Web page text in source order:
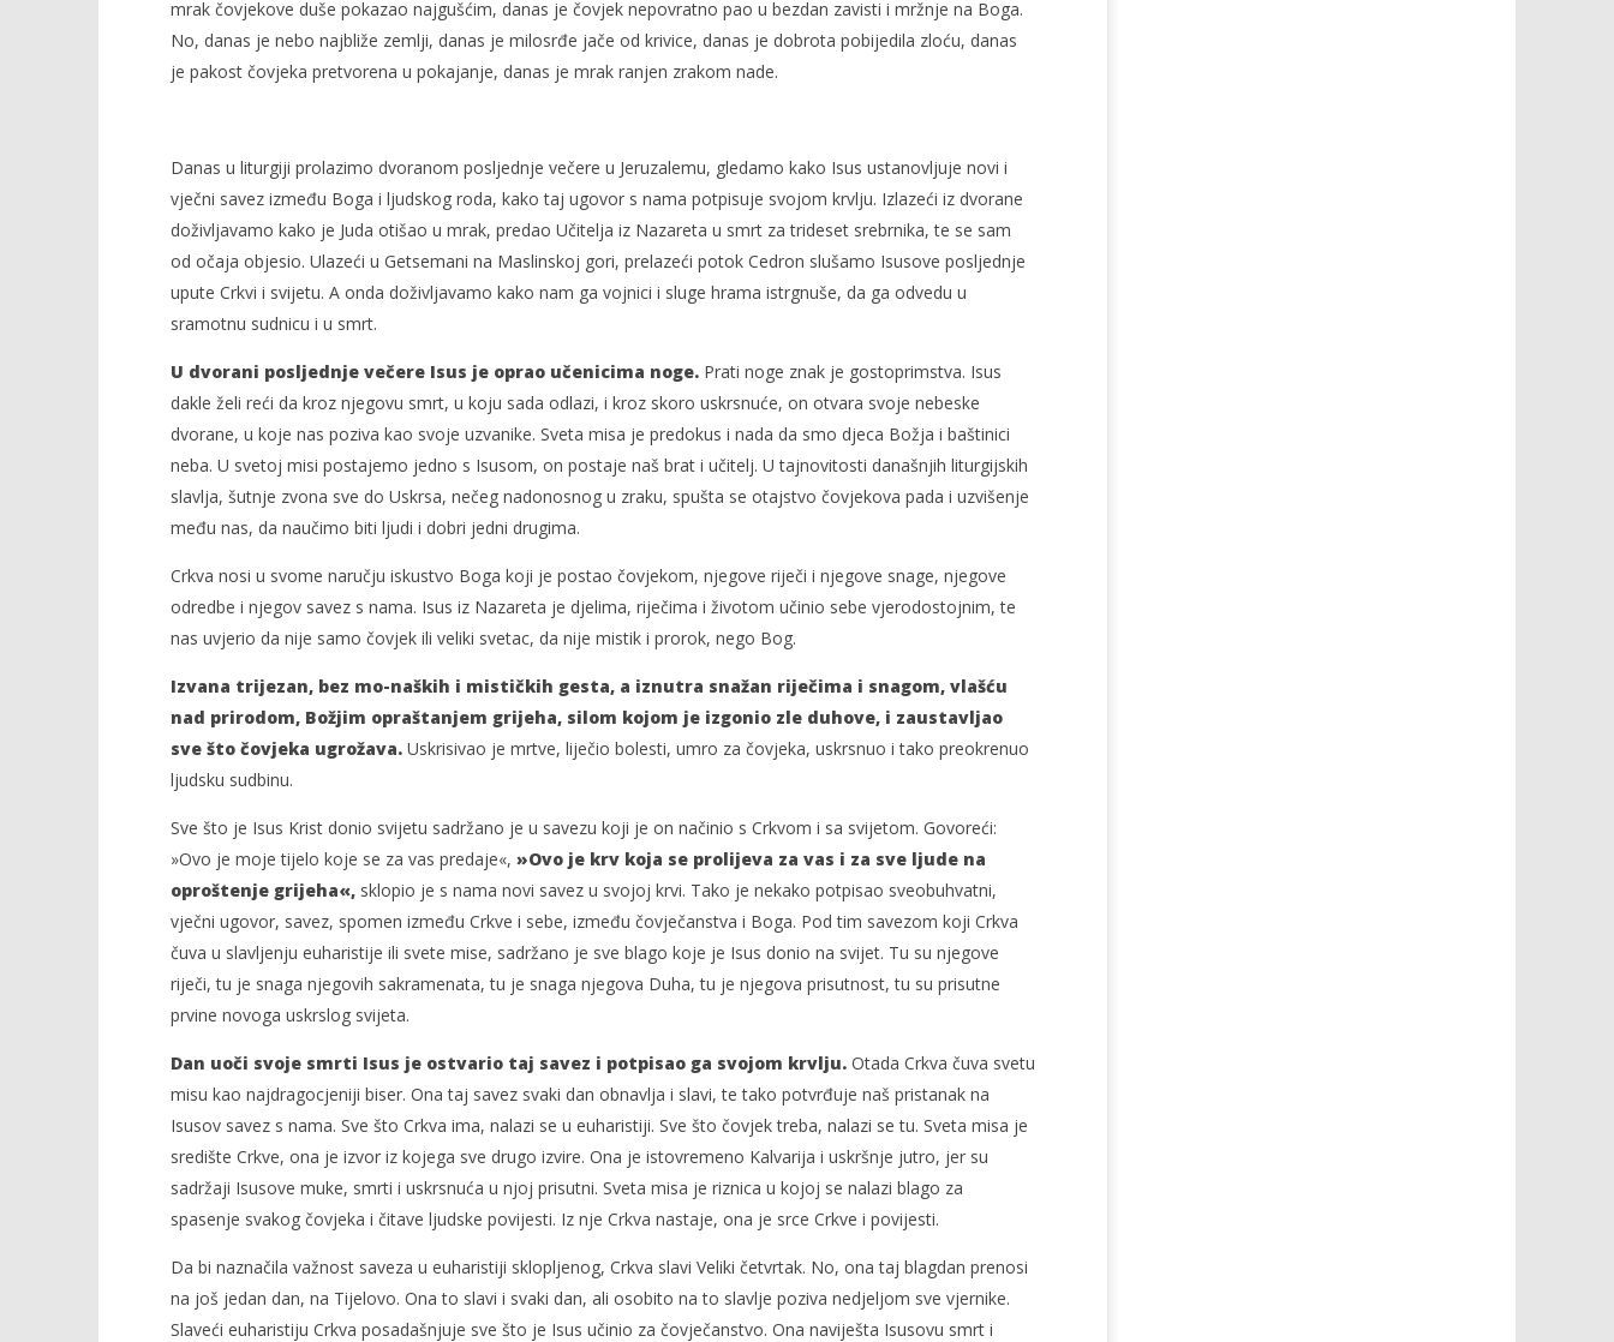
mrak čovjekove duše pokazao najgušćim, danas je čovjek nepovratno pao u bezdan zavisti i mržnje na Boga.
No, danas je nebo najbliže zemlji, danas je milosrđe jače od krivice, danas je dobrota pobijedila zloću, danas
je pakost čovjeka pretvorena u pokajanje, danas je mrak ranjen zrakom nade.
Danas u liturgiji prolazimo dvoranom posljednje večere u Jeruzalemu, gledamo kako Isus ustanovljuje novi i
vječni savez između Boga i ljudskog roda, kako taj ugovor s nama potpisuje svojom krvlju. Izlazeći iz dvorane
doživljavamo kako je Juda otišao u mrak, predao Učitelja iz Nazareta u smrt za trideset srebrnika, te se sam
od očaja objesio. Ulazeći u Getsemani na Maslinskoj gori, prelazeći potok Cedron slušamo Isusove posljednje
upute Crkvi i svijetu. A onda doživljavamo kako nam ga vojnici i sluge hrama istrgnuše, da ga odvedu u
sramotnu sudnicu i u smrt.
U dvorani posljednje večere Isus je oprao učenicima noge.Prati noge znak je gostoprimstva. Isus
dakle želi reći da kroz njegovu smrt, u koju sada odlazi, i kroz skoro uskrsnuće, on otvara svoje nebeske
dvorane, u koje nas poziva kao svoje uzvanike. Sveta misa je predokus i nada da smo djeca Božja i baštinici
neba. U svetoj misi postajemo jedno s Isusom, on postaje naš brat i učitelj. U tajnovitosti današnjih liturgijskih
slavlja, šutnje zvona sve do Uskrsa, nečeg nadonosnog u zraku, spušta se otajstvo čovjekova pada i uzvišenje
među nas, da naučimo biti ljudi i dobri jedni drugima.
Crkva nosi u svome naručju iskustvo Boga koji je postao čovjekom, njegove riječi i njegove snage, njegove
odredbe i njegov savez s nama. Isus iz Nazareta je djelima, riječima i životom učinio sebe vjerodostojnim, te
nas uvjerio da nije samo čovjek ili veliki svetac, da nije mistik i prorok, nego Bog.
Izvana trijezan, bez mo-naških i mističkih gesta, a iznutra snažan riječima i snagom, vlašću
nad prirodom, Božjim opraštanjem grijeha, silom kojom je izgonio zle duhove, i zaustavljao
sve što čovjeka ugrožava.Uskrisivao je mrtve, liječio bolesti, umro za čovjeka, uskrsnuo i tako preokrenuo
ljudsku sudbinu.
Sve što je Isus Krist donio svijetu sadržano je u savezu koji je on načinio s Crkvom i sa svijetom. Govoreći:
»Ovo je moje tijelo koje se za vas predaje«, »Ovo je krv koja se prolijeva za vas i za sve ljude na
oproštenje grijeha«,sklopio je s nama novi savez u svojoj krvi. Tako je nekako potpisao sveobuhvatni,
vječni ugovor, savez, spomen između Crkve i sebe, između čovječanstva i Boga. Pod tim savezom koji Crkva
čuva u slavljenju euharistije ili svete mise, sadržano je sve blago koje je Isus donio na svijet. Tu su njegove
riječi, tu je snaga njegovih sakramenata, tu je snaga njegova Duha, tu je njegova prisutnost, tu su prisutne
prvine novoga uskrslog svijeta.
Dan uoči svoje smrti Isus je ostvario taj savez i potpisao ga svojom krvlju.Otada Crkva čuva svetu
misu kao najdragocjeniji biser. Ona taj savez svaki dan obnavlja i slavi, te tako potvrđuje naš pristanak na
Isusov savez s nama. Sve što Crkva ima, nalazi se u euharistiji. Sve što čovjek treba, nalazi se tu. Sveta misa je
središte Crkve, ona je izvor iz kojega sve drugo izvire. Ona je istovremeno Kalvarija i uskršnje jutro, jer su
sadržaji Isusove muke, smrti i uskrsnuća u njoj prisutni. Sveta misa je riznica u kojoj se nalazi blago za
spasenje svakog čovjeka i čitave ljudske povijesti. Iz nje Crkva nastaje, ona je srce Crkve i povijesti.
Da bi naznačila važnost saveza u euharistiji sklopljenog, Crkva slavi Veliki četvrtak. No, ona taj blagdan prenosi
na još jedan dan, na Tijelovo. Ona to slavi i svaki dan, ali osobito na to slavlje poziva nedjeljom sve vjernike.
Slaveći euharistiju Crkva posadašnjuje sve što je Isus učinio za čovječanstvo. Ona naviješta Isusovu smrt i